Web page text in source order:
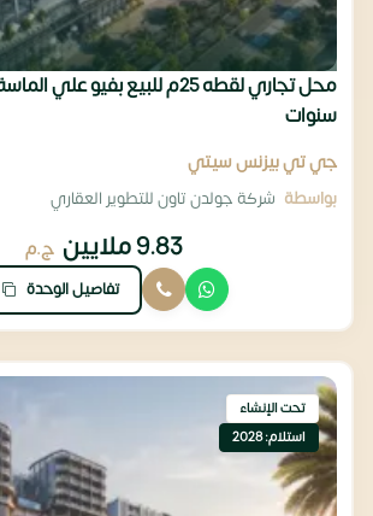
سنوات
جي تي بيزنس سيتي
بواسطة شركة جولدن تاون للتطوير العقاري
9.83 ملايين ج.م
تفاصيل الوحدة
تحت الإنشاء
استلام: 2028